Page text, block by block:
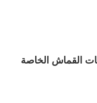
القماش الخاصة